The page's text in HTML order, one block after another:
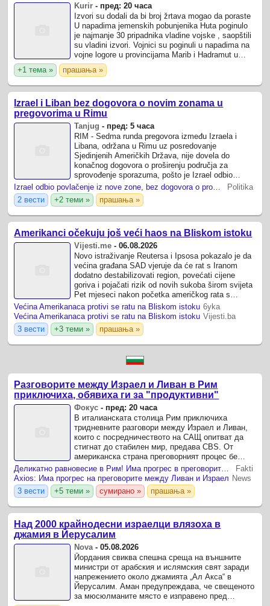
Kurir - пред: 20 часа
Izvori su dodali da bi broj žrtava mogao da poraste
U napadima jemenskih pobunjenika Huta poginulo
je najmanje 30 pripadnika vladine vojske , saopštili
su vladini izvori. Vojnici su poginuli u napadima na
vojne logore u provincijama Marib i Hadramut u
centralnom i istočnom delu ...
+1 тема » прашања »
Izrael i Liban bez dogovora o novim zonama u
pregovorima u Rimu
Tanjug - пред: 5 часа
RIM - Sedma runda pregovora između Izraela i
Libana, održana u Rimu uz posredovanje
Sjedinjenih Američkih Država, nije dovela do
konačnog dogovora o proširenju područja za
sprovođenje sporazuma, pošto je Izrael odbio
povlačenje iz nove zone na jugu Libana i zatražio
dodatne ...
Izrael odbio povlačenje iz nove zone, bez dogovora o proširenju sporazuma sa Libanom
Politika
2 вести
+2 теми » прашања »
Amerikanci očekuju još veći haos na Bliskom istoku
Vijesti.me -06.08.2026
Novo istraživanje Reutersa i Ipsosa pokazalo je da
većina građana SAD vjeruje da će rat s Iranom
dodatno destabilizovati region, povećati cijene
goriva i pojačati rizik od novih sukoba širom svijeta
Pet mjeseci nakon početka američkog rata s
Iranom, broj Amerikanaca koji očekuju ...
Većina Amerikanaca protivi se ratu na Bliskom istoku 6yka
Većina Amerikanaca protivi se ratu na Bliskom istoku Vijesti.ba
3 вести
+3 теми » прашања »
Разговорите между Израел и Ливан в Рим
приключиха, обявиха ги за "продуктивни"
Фокус - пред: 20 часа
В италианската столица Рим приключиха
тридневните разговори между Израел и Ливан,
които с посредничеството на САЩ опитват да
стигнат до стабилен мир, предава CBS. От
американска страна преговорният процес бе
окачествен като "продуктивен“.
Деликатно равновесие в Рим! Има прогрес в преговорите между Ливан и Израел
Fakti
Axios: Има прогрес на преговорите между Ливан и Израел News
3 вести
+5 теми » сумирано » прашања »
Над 2000 крайнодесни израелци влязоха в
джамия в Йерусалим
Nova-05.08.2026
Йордания свиква спешна среща на външните
министри от арабския и ислямския свят заради
напрежението около джамията „Ал Акса“ в
Йерусалим. Аман предупреждава, че свещеното
за мюсюлманите място е изправено пред